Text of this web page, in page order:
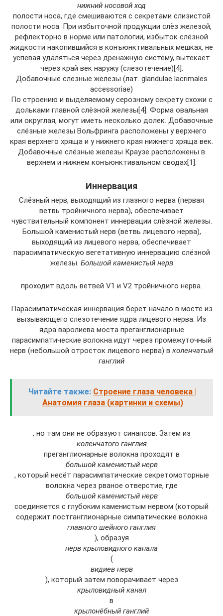
нижний носовой ход
полости носа, где смешиваются с секретами слизистой
полости носа. При избыточной продукции слёз железой,
рефлекторно в норме или патологии, избыток слёзной
жидкости накопившийся в конъюнктивальных мешках, не
успевая удаляться через дренажную систему, вытекает
через край век наружу (слезотечение)[4].
Добавочные слёзные железы (лат. glandulae lacrimales
accessoriae)
По строению и выделяемому серозному секрету схожи с
дольками главной слёзной железы[4]. Форма овальная
или округлая, могут иметь несколько долек. Добавочные
слёзные железы Вольфринга расположены у верхнего
края верхнего хряща и у нижнего края нижнего хряща век.
Добавочные слёзные железы Краузе расположены в
верхнем и нижнем конъюнктивальном сводах[1].
Иннервация
Слёзный нерв, выходящий из глазного нерва (первая
ветвь тройничного нерва), обеспечивает
чувствительный компонент иннервации слёзной железы.
Большой каменистый нерв (ветвь лицевого нерва),
выходящий из лицевого нерва, обеспечивает
парасимпатическую вегетативную иннервацию слёзной
железы. Большой каменистый нерв
проходит вдоль ветвей V1 и V2 тройничного нерва.
Парасимпатическая иннервация берёт начало в мосте из
вызывающего слезотечение ядра лицевого нерва. Из
ядра варолиева моста преганглионарные
парасимпатические волокна идут через промежуточный
нерв (небольшой отросток лицевого нерва) в коленчатый
ганглий
Читайте также: Строение глаза человека |
Анатомия глаза (картинки и схемы)
, но там они не образуют синапсов. Затем из
коленчатого ганглия
преганглионарные волокна проходят в
большой каменистый нерв
, который несёт парасимпатические секретомоторные
волокна через рваное отверстие, где
большой каменистый нерв
соединяется с глубоким каменистым нервом (который
содержит постганглионарные симпатические волокна
главного шейного ганглия
), образуя
нерв крыловидного канала
(
видиев нерв
), который затем поворачивает через
крыловидный канал
в
крылонёбный ганглий